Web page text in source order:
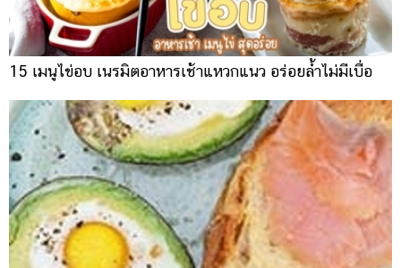
15 เมนูไข่อบ เนรมิตอาหารเช้าแหวกแนว อร่อยล้ำไม่มีเบื่อ